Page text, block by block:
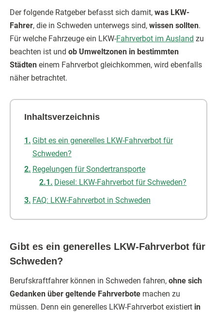
Der folgende Ratgeber befasst sich damit, was LKW-
Fahrer, die in Schweden unterwegs sind, wissen sollten.
Für welche Fahrzeuge ein LKW-Fahrverbot im Ausland zu
beachten ist und ob Umweltzonen in bestimmten
Städten einem Fahrverbot gleichkommen, wird ebenfalls
näher betrachtet.
Inhaltsverzeichnis
Gibt es ein generelles LKW-Fahrverbot für
Schweden?
Regelungen für Sondertransporte
Diesel: LKW-Fahrverbot für Schweden?
FAQ: LKW-Fahrverbot in Schweden
Gibt es ein generelles LKW-Fahrverbot für
Schweden?
Berufskraftfahrer können in Schweden fahren, ohne sich
Gedanken über geltende Fahrverbote machen zu
müssen. Denn ein generelles LKW-Fahrverbot existiert in